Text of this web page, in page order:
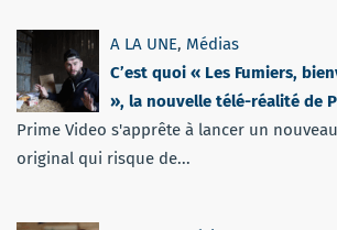
A LA UNE, Médias
C’est quoi « Les Fumiers,
», la nouvelle télé-réalité de
Prime Video s'apprête à lancer un
original qui risque de...